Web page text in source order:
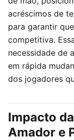
acréscimos de
para garantir
competitiva.
necessidade de
em rápida
dos jogadores
Impacto
Amador e